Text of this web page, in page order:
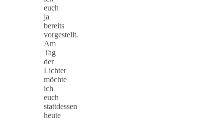
euch
ja
bereits
vorgestellt.
Am
Tag
der
Lichter
möchte
ich
euch
stattdessen
heute